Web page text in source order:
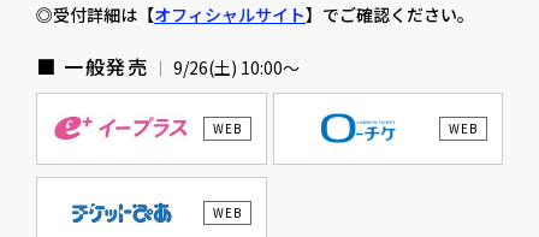
◎受付詳細は【オフィシャルサイト】でご確認ください。
■ 一般発売 9/26(土) 10:00〜
WEB WEB
WEB